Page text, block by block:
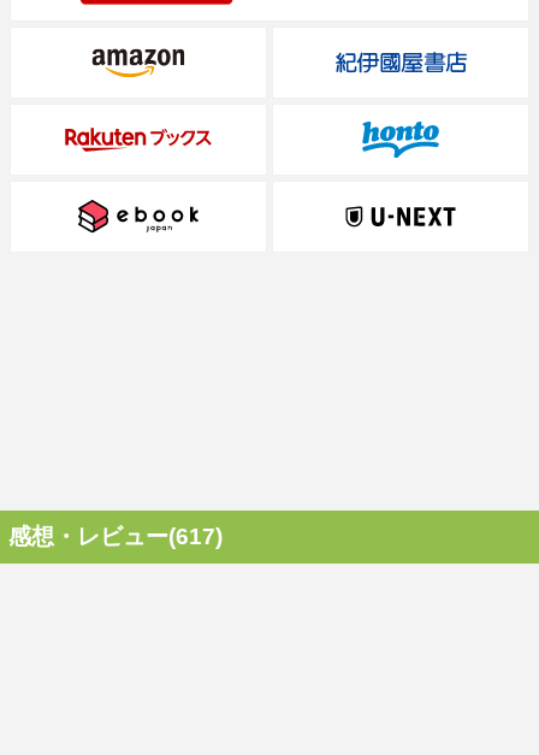
感想・レビュー(617)